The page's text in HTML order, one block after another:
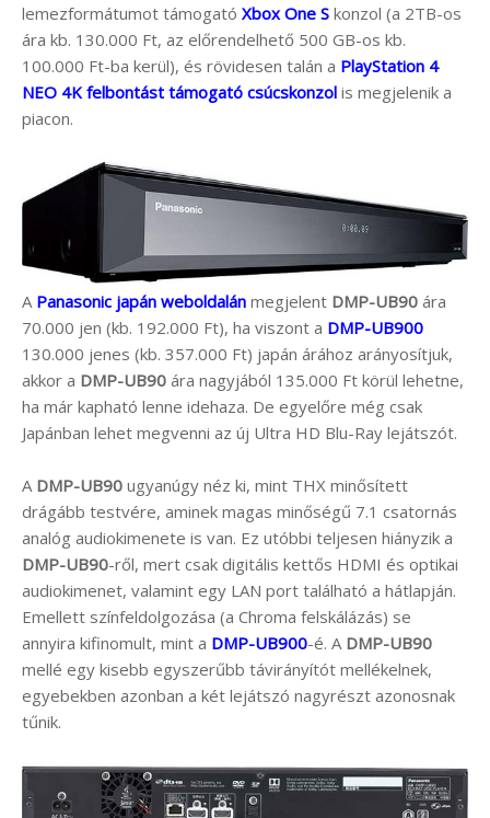
lemezformátumot támogató Xbox One S konzol (a 2TB-os
ára kb. 130.000 Ft, az előrendelhető 500 GB-os kb.
100.000 Ft-ba kerül), és rövidesen talán a PlayStation 4
NEO 4K felbontást támogató csúcskonzol is megjelenik a
piacon.
A Panasonic japán weboldalán megjelent DMP-UB90 ára
70.000 jen (kb. 192.000 Ft), ha viszont a DMP-UB900
130.000 jenes (kb. 357.000 Ft) japán árához arányosítjuk,
akkor a DMP-UB90 ára nagyjából 135.000 Ft körül lehetne,
ha már kapható lenne idehaza. De egyelőre még csak
Japánban lehet megvenni az új Ultra HD Blu-Ray lejátszót.
A DMP-UB90 ugyanúgy néz ki, mint THX minősített
drágább testvére, aminek magas minőségű 7.1 csatornás
analóg audiokimenete is van. Ez utóbbi teljesen hiányzik a
DMP-UB90-ről, mert csak digitális kettős HDMI és optikai
audiokimenet, valamint egy LAN port található a hátlapján.
Emellett színfeldolgozása (a Chroma felskálázás) se
annyira kifinomult, mint a DMP-UB900-é. A DMP-UB90
mellé egy kisebb egyszerűbb távirányítót mellékelnek,
egyebekben azonban a két lejátszó nagyrészt azonosnak
tűnik.